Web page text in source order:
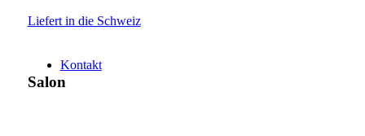
Kontakt
Liefert in die Schweiz
Salon